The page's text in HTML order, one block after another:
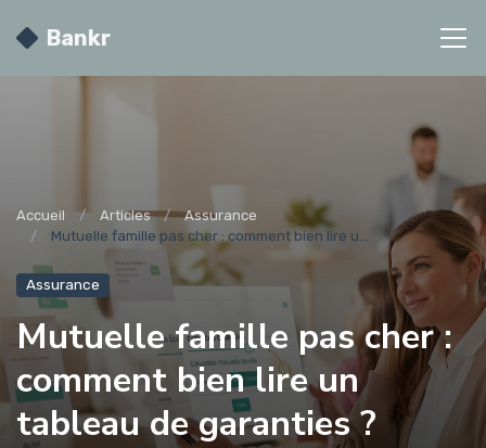
Bankr
Accueil Articles
Assurance
Mutuelle famille pas cher : comment bien lire u...
Assurance
Mutuelle famille pas cher :
comment bien lire un
tableau de garanties ?